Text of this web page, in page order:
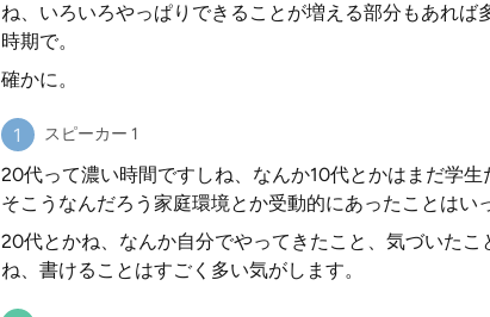
ね、いろいろやっぱりできることが増える部分もあれ
時期で。
確かに。
スピーカー 1
20代って濃い時間ですしね、なんか10代とかはまだ学
そこうなんだろう家庭環境とか受動的にあったことはい
20代とかね、なんか自分でやってきたこと、気づいた
ね、書けることはすごく多い気がします。